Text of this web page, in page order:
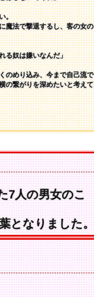
。
魔法で撃退するし、客の女の
る奴は嫌いなんだ」
のめり込み、今まで自己流で
の繋がりを深めたいと考えて
7人の男女のこ
となりました。